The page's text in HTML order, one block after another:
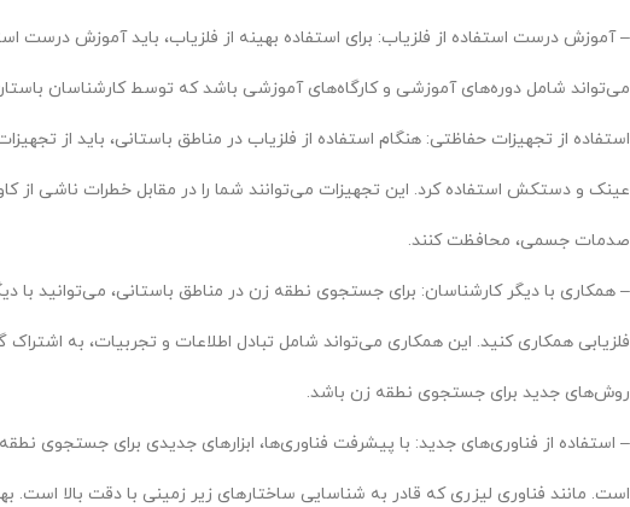
– آموزش درست استفاده از فلزیاب: برای استفاده بهینه از فلزیاب، باید آموزش درست
می‌تواند شامل دوره‌های آموزشی و کارگاه‌های آموزشی باشد که توسط کارشناسان
استفاده از تجهیزات حفاظتی: هنگام استفاده از فلزیاب در مناطق باستانی، باید از
عینک و دستکش استفاده کرد. این تجهیزات می‌توانند شما را در مقابل خطرات ناشی از
صدمات جسمی، محافظت کنند.
– همکاری با دیگر کارشناسان: برای جستجوی نطقه زن در مناطق باستانی، می‌توانید با
فلزیابی همکاری کنید. این همکاری می‌تواند شامل تبادل اطلاعات و تجربیات، به اشتراک
روش‌های جدید برای جستجوی نطقه زن باشد.
– استفاده از فناوری‌های جدید: با پیشرفت فناوری‌ها، ابزارهای جدیدی برای جستجوی
است. مانند فناوری لیزری که قادر به شناسایی ساختارهای زیر زمینی با دقت بالا است.